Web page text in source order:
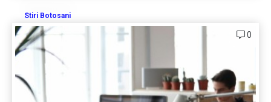
Stiri Botosani
0